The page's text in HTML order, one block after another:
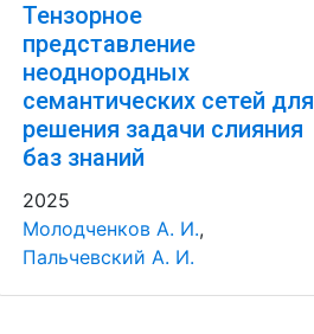
Тензорное
представление
неоднородных
семантических сетей для
решения задачи слияния
баз знаний
2025
Молодченков А. И.,
Пальчевский А. И.